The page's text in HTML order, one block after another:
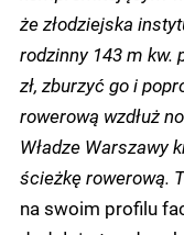
że złodziejska
rodzinny 143 m kw.
zł, zburzyć go i
rowerową wzdłuż
Władze Warszawy
ścieżkę rowerową.
na swoim profilu